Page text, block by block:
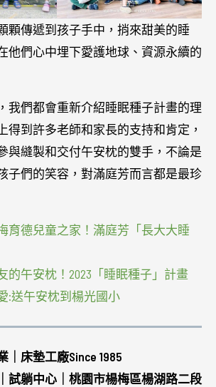
顆傳遞到孩子手中，捎來甜美的睡
他們心中埋下愛護地球、資源永續的
我們都會重新介紹睡眠種子計畫的理
得到許多老師和家長的支持和肯定，
與縫製和交付午安枕的雙手，不論是
子們的笑容，對滿庭芳而言都是最珍
育德兒童之家！滿庭芳「長大大睡
的午安枕！2023「睡眠種子」計畫
:送午安枕到楊光國小
｜床墊工廠Since 1985
試躺中心｜桃園市楊梅區楊湖路二段